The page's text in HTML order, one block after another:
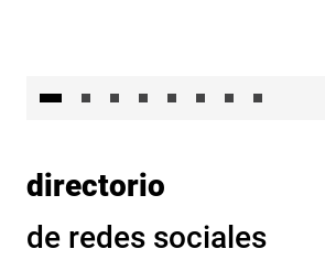
directorio
de redes sociales